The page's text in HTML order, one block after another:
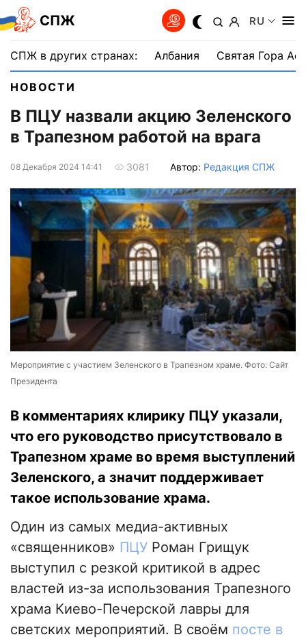
СПЖ RU
СПЖ в других странах: Албания Святая Гора
НОВОСТИ
В ПЦУ назвали акцию Зеленского
в Трапезном работой на врага
08 Декабря 2024 14:41 3081 Автор: Редакция СПЖ
Мероприятие с участием Зеленского в Трапезном храме. Фото: Сайт
Президента
В комментариях клирику ПЦУ указали,
что его руководство присутствовало в
Трапезном храме во время выступлений
Зеленского, а значит поддерживает
такое использование храма.
Один из самых медиа-активных
«священников» ПЦУ Роман Грищук
выступил с резкой критикой в адрес
властей из-за использования Трапезного
храма Киево-Печерской лавры для
светских мероприятий. В своём посте в